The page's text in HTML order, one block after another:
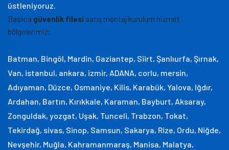
üstleniyoruz.
Başlıca güvenlik filesi satış montaj kurulum hizmet
bölgelerimiz;
Batman, Bingöl, Mardin, Gaziantep, Siirt, Şanlıurfa, Şırnak,
Van, istanbul, ankara, izmir, ADANA, corlu, mersin,
Adıyaman, Düzce, Osmaniye, Kilis, Karabük, Yalova, Iğdır,
Ardahan, Bartın, Kırıkkale, Karaman, Bayburt, Aksaray,
Zonguldak, yozgat, Uşak, Tunceli, Trabzon, Tokat,
Tekirdağ, sivas, Sinop, Samsun, Sakarya, Rize, Ordu, Niğde,
Nevşehir, Muğla, Kahramanmaraş, Manisa, Malatya,